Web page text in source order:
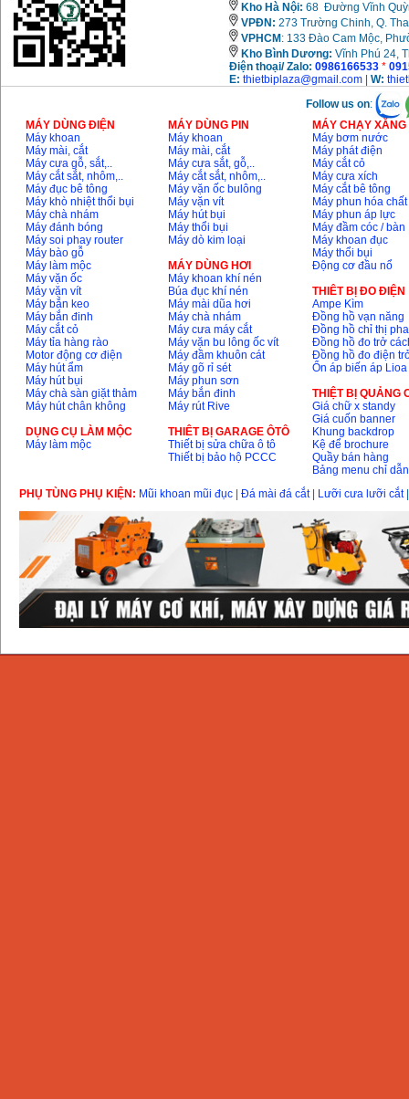
Kho Hà Nội: 68 Đường Vĩnh
VPĐN: 273 Trường Chinh, Q.
VPHCM : 133 Đào Cam Mộc,
Kho Bình Dương: Vĩnh Phú 24,
Điện thoại/ Zalo: 0986166533 *
E: thietbiplaza@gmail.com W:
Follow us on:
MÁY DÙNG ĐIỆN
Máy khoan
Máy mài, cắt
Máy cưa gỗ, sắt,..
Máy cắt sắt, nhôm,..
Máy đục bê tông
Máy khò nhiệt thổi bụi
Máy chà nhám
Máy đánh bóng
Máy soi phay router
Máy bào gỗ
Máy làm mộc
Máy vặn ốc
Máy vặn vít
Máy bắn keo
Máy bắn đinh
Máy cắt cỏ
Máy tỉa hàng rào
Motor động cơ điện
Máy hút ẩm
Máy hút bụi
Máy chà sàn giặt thảm
Máy hút chân không
DỤNG CỤ LÀM MỘC
Máy làm mộc
MÁY DÙNG PIN
Máy khoan
Máy mài, cắt
Máy cưa sắt, gỗ,..
Máy cắt sắt, nhôm,..
Máy vặn ốc bulông
Máy vặn vít
Máy hút bụi
Máy thổi bụi
Máy dò kim loại
MÁY DÙNG HƠI
Máy khoan khí nén
Búa đục khí nén
Máy mài dũa hơi
Máy chà nhám
Máy cưa máy cắt
Máy vặn bu lông ốc vít
Máy đầm khuôn cát
Máy gõ rỉ sét
Máy phun sơn
Máy bắn đinh
Máy rút Rive
THIÊT BỊ GARAGE ÔTÔ
Thiết bị sửa chữa ô tô
Thiết bị bảo hộ PCCC
MÁY CHẠY
Máy bơm nước
Máy phát điện
Máy cắt cỏ
Máy cưa xích
Máy cắt bê tông
Máy phun hóa chất
Máy phun áp lực
Máy đầm cóc / bàn
Máy khoan đục
Máy thổi bụi
Động cơ đầu nổ
THIÊT BỊ ĐO ĐIỆN
Ampe Kìm
Đồng hồ vạn năng
Đồng hồ chỉ thị pha
Đồng hồ đo trở
Đồng hồ đo điện
Ổn áp biến áp Lioa
THIỆT BỊ QUẢNG
Giá chữ x standy
Giá cuốn banner
Khung backdrop
Kệ để brochure
Quầy bán hàng
Bảng menu chỉ dẫn
PHỤ TÙNG PHỤ KIỆN: Mũi khoan mũi đục Đá mài đá cắt| Lưỡi cưa lưỡi cắt